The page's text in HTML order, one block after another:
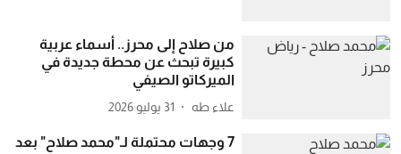
من صلاح إلى محرز.. أسماء عربية
كبيرة تبحث عن محطة جديدة في
الميركاتو الصيفي
علاء طه 31 يوليو 2026
7 وجهات محتملة لـ"محمد صلاح" بعد